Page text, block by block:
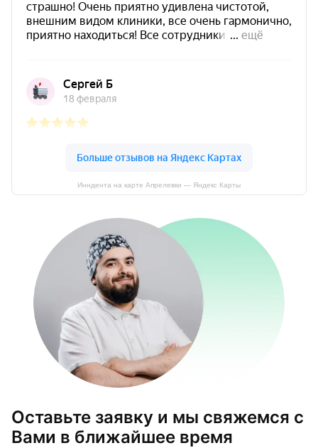
Оставьте заявку и мы свяжемся с
Вами в ближайшее время
Инндента на карте Апрелевки — Яндекс Карты